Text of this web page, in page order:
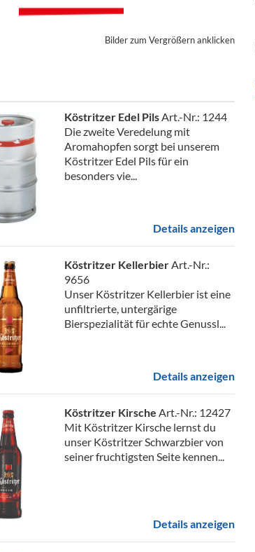
Bilder zum Vergrößern anklicken
Köstritzer Edel Pils Art.-Nr.: 1244
Die zweite Veredelung mit
Aromahopfen sorgt bei unserem
Köstritzer Edel Pils für ein
besonders vie...
Details anzeigen
Köstritzer Kellerbier Art.-Nr.:
9656
Unser Köstritzer Kellerbier ist eine
unfiltrierte, untergärige
Bierspezialität für echte Genussl...
Details anzeigen
Köstritzer Kirsche Art.-Nr.: 12427
Mit Köstritzer Kirsche lernst du
unser Köstritzer Schwarzbier von
seiner fruchtigsten Seite kennen...
Details anzeigen